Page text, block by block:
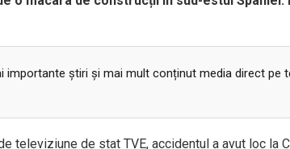
importante știri și mai mult conținut media direct pe
televiziune de stat TVE, accidentul a avut loc la